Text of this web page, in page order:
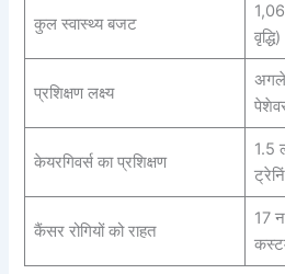
कुल स्वास्थ्य बजट
वृद्धि)
प्रशिक्षण लक्ष्य
अगले
केयरगिवर्स का प्रशिक्षण
1.5
कैंसर रोगियों को राहत
17